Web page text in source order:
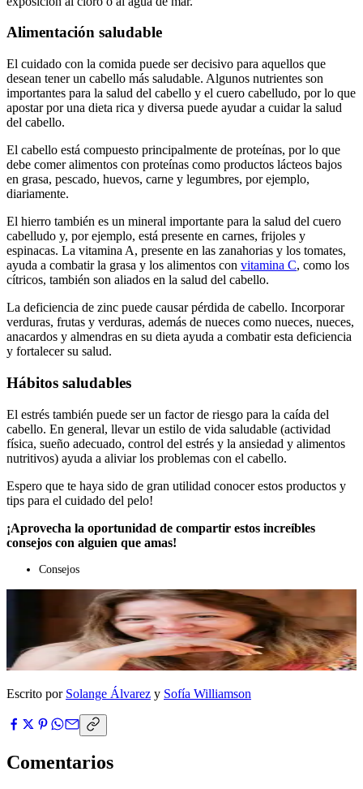
Alimentación saludable
El cuidado con la comida puede ser decisivo para aquellos que
desean tener un cabello más saludable. Algunos nutrientes son
importantes para la salud del cabello y el cuero cabelludo, por lo que
apostar por una dieta rica y diversa puede ayudar a cuidar la salud
del cabello.
El cabello está compuesto principalmente de proteínas, por lo que
debe comer alimentos con proteínas como productos lácteos bajos
en grasa, pescado, huevos, carne y legumbres, por ejemplo,
diariamente.
El hierro también es un mineral importante para la salud del cuero
cabelludo y, por ejemplo, está presente en carnes, frijoles y
espinacas. La vitamina A, presente en las zanahorias y los tomates,
ayuda a combatir la grasa y los alimentos con vitamina C, como los
cítricos, también son aliados en la salud del cabello.
La deficiencia de zinc puede causar pérdida de cabello. Incorporar
verduras, frutas y verduras, además de nueces como nueces, nueces,
anacardos y almendras en su dieta ayuda a combatir esta deficiencia
y fortalecer su salud.
Hábitos saludables
El estrés también puede ser un factor de riesgo para la caída del
cabello. En general, llevar un estilo de vida saludable (actividad
física, sueño adecuado, control del estrés y la ansiedad y alimentos
nutritivos) ayuda a aliviar los problemas con el cabello.
Espero que te haya sido de gran utilidad conocer estos productos y
tips para el cuidado del pelo!
¡Aprovecha la oportunidad de compartir estos increíbles
consejos con alguien que amas!
Consejos
Escrito por Solange Álvarez y Sofía Williamson
Comentarios